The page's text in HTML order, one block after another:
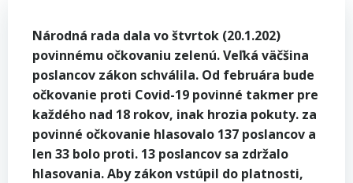
Národná rada dala vo štvrtok (20.1.202)
povinnému očkovaniu zelenú. Veľká väčšina
poslancov zákon schválila. Od februára bude
očkovanie proti Covid-19 povinné takmer pre
každého nad 18 rokov, inak hrozia pokuty. za
povinné očkovanie hlasovalo 137 poslancov a
len 33 bolo proti. 13 poslancov sa zdržalo
hlasovania. Aby zákon vstúpil do platnosti,